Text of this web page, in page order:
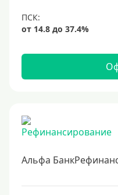
Альфа